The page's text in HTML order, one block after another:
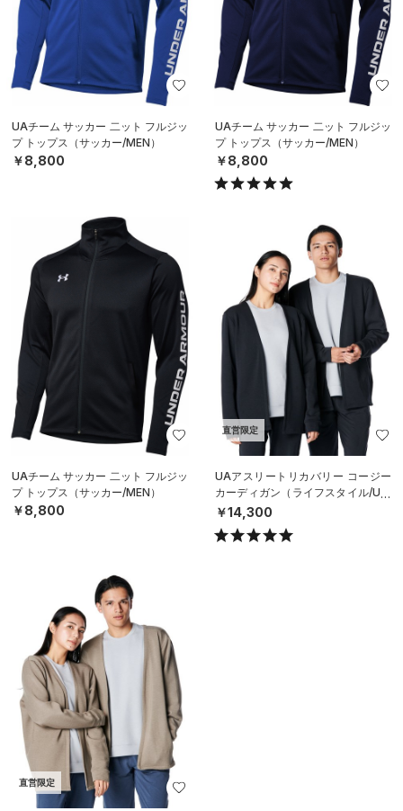
UAチーム サッカー 二ット フルジッ
プ トップス（サッカー/MEN）
￥8,800
UAチーム サッカー 二ット フルジッ
プ トップス（サッカー/MEN）
￥8,800
UAチーム サッカー 二ット フルジッ
プ トップス（サッカー/MEN）
￥8,800
直営限定
UAアスリートリカバリー コージー
カーディガン（ライフスタイル/UNI
SEX）
￥14,300
直営限定